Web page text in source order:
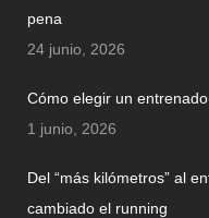
pena
24 junio, 2026
Cómo elegir un
1 junio, 2026
Del “más kilómetros” al
cambiado el running